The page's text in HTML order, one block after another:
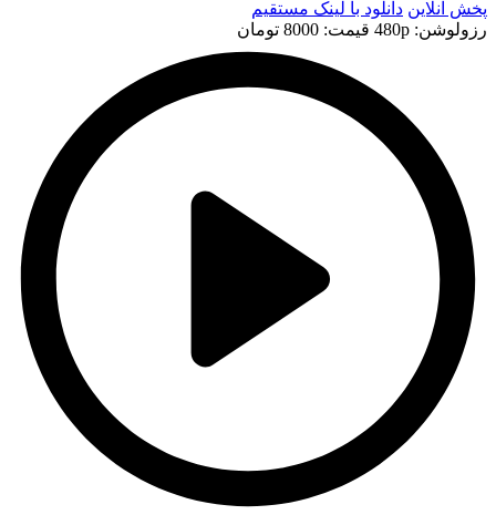
پخش آنلاین دانلود با لينک مستقيم
رزولوشن: 480p
قيمت: 8000 تومان